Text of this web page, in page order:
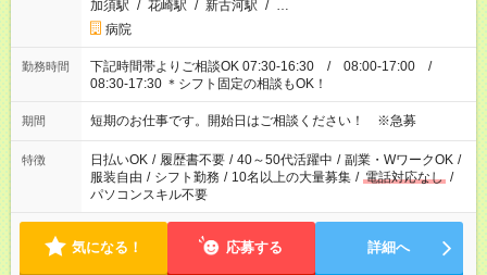
加須駅 / 花崎駅 / 新古河駅 / …
病院
勤務時間
下記時間帯よりご相談OK 07:30-16:30 / 08:00-17:00 /
08:30-17:30 ＊シフト固定の相談もOK！
期間 短期のお仕事です。開始日はご相談ください！ ※急募
特徴 日払いOK / 履歴書不要 / 40～50代活躍中 / 副業・WワークOK /
服装自由 / シフト勤務 / 10名以上の大量募集 / 電話対応なし /
パソコンスキル不要
気になる！ 応募する 詳細へ